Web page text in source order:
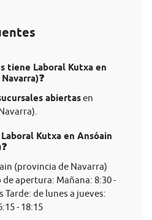
tiene Laboral Kutxa en
abiertasen
Kutxa en Ansóain
(provincia de Navarra)
apertura: Mañana: 8:30 -
Tarde: de lunes a jueves:
- 18:15